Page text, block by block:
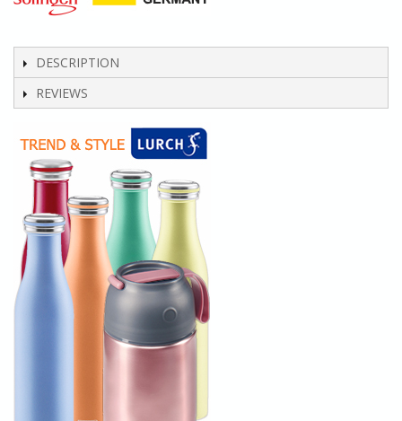
DESCRIPTION
REVIEWS